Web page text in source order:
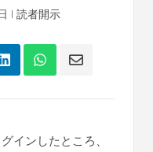
| 読者開示
インしたところ、